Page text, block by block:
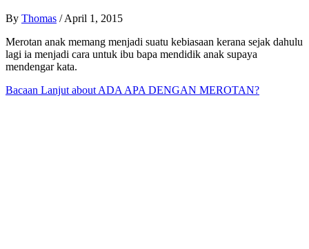
By Thomas / April 1, 2015
Merotan anak memang menjadi suatu kebiasaan kerana sejak dahulu
lagi ia menjadi cara untuk ibu bapa mendidik anak supaya
mendengar kata.
Bacaan Lanjut about ADA APA DENGAN MEROTAN?